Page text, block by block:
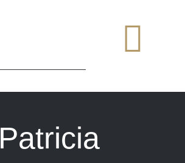
Patricia